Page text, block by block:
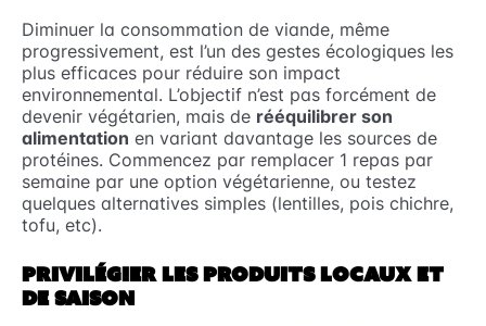
Diminuer la consommation de viande, même
progressivement, est l’un des gestes écologiques les
plus efficaces pour réduire son impact
environnemental. L’objectif n’est pas forcément de
devenir végétarien, mais de rééquilibrer son
alimentation en variant davantage les sources de
protéines. Commencez par remplacer 1 repas par
semaine par une option végétarienne, ou testez
quelques alternatives simples (lentilles, pois chichre,
tofu, etc).
PRIVILÉGIER LES PRODUITS LOCAUX ET
DE SAISON